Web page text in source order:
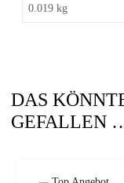
0.019 kg
DAS
GEFALLEN